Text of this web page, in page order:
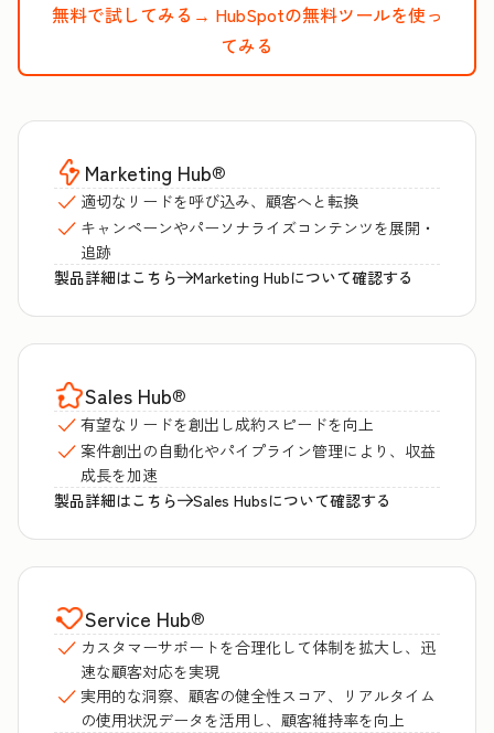
無料で試してみる→ HubSpotの無料ツールを使っ
てみる
Marketing Hub®
適切なリードを呼び込み、顧客へと転換
キャンペーンやパーソナライズコンテンツを展開・
追跡
製品詳細はこちら
Marketing Hubについて確認する
Sales Hub®
有望なリードを創出し成約スピードを向上
案件創出の自動化やパイプライン管理により、収益
成長を加速
製品詳細はこちら
Sales Hubsについて確認する
Service Hub®
カスタマーサポートを合理化して体制を拡大し、迅
速な顧客対応を実現
実用的な洞察、顧客の健全性スコア、リアルタイム
の使用状況データを活用し、顧客維持率を向上